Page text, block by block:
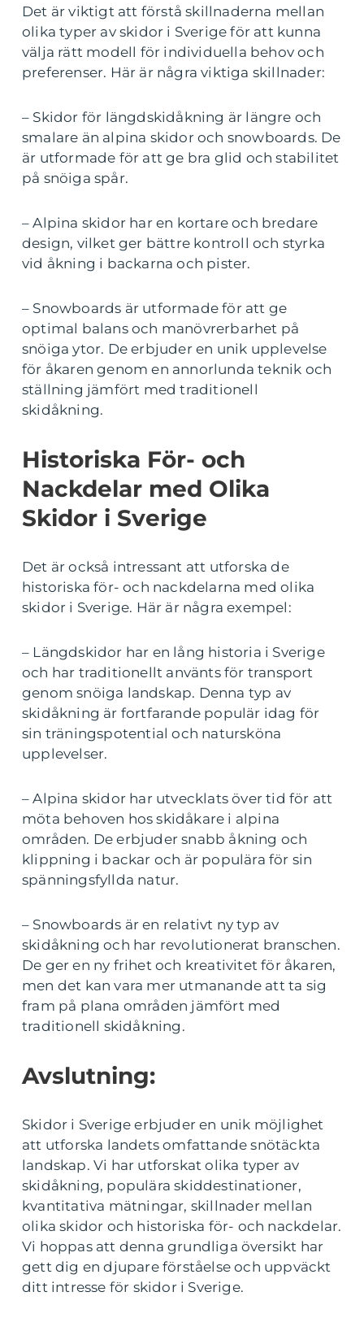
Det är viktigt att förstå skillnaderna mellan
olika typer av skidor i Sverige för att kunna
välja rätt modell för individuella behov och
preferenser. Här är några viktiga skillnader:
– Skidor för längdskidåkning är längre och
smalare än alpina skidor och snowboards. De
är utformade för att ge bra glid och stabilitet
på snöiga spår.
– Alpina skidor har en kortare och bredare
design, vilket ger bättre kontroll och styrka
vid åkning i backarna och pister.
– Snowboards är utformade för att ge
optimal balans och manövrerbarhet på
snöiga ytor. De erbjuder en unik upplevelse
för åkaren genom en annorlunda teknik och
ställning jämfört med traditionell
skidåkning.
Historiska För- och
Nackdelar med Olika
Skidor i Sverige
Det är också intressant att utforska de
historiska för- och nackdelarna med olika
skidor i Sverige. Här är några exempel:
– Längdskidor har en lång historia i Sverige
och har traditionellt använts för transport
genom snöiga landskap. Denna typ av
skidåkning är fortfarande populär idag för
sin träningspotential och natursköna
upplevelser.
– Alpina skidor har utvecklats över tid för att
möta behoven hos skidåkare i alpina
områden. De erbjuder snabb åkning och
klippning i backar och är populära för sin
spänningsfyllda natur.
– Snowboards är en relativt ny typ av
skidåkning och har revolutionerat branschen.
De ger en ny frihet och kreativitet för åkaren,
men det kan vara mer utmanande att ta sig
fram på plana områden jämfört med
traditionell skidåkning.
Avslutning:
Skidor i Sverige erbjuder en unik möjlighet
att utforska landets omfattande snötäckta
landskap. Vi har utforskat olika typer av
skidåkning, populära skiddestinationer,
kvantitativa mätningar, skillnader mellan
olika skidor och historiska för- och nackdelar.
Vi hoppas att denna grundliga översikt har
gett dig en djupare förståelse och uppväckt
ditt intresse för skidor i Sverige.